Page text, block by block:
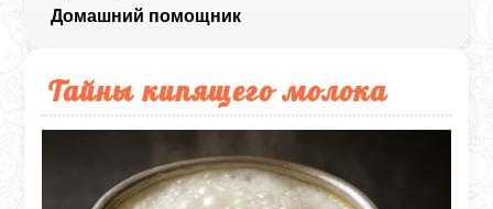
Домашний помощник
Тайны кипящего молока